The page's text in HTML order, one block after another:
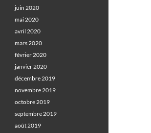
juin 2020
mai 2020
avril 2020
mars 2020
février 2020
janvier 2020
décembre 2019
novembre 2019
octobre 2019
septembre 2019
août 2019